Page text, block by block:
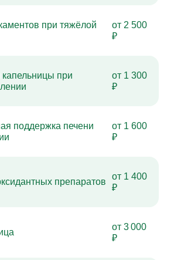
при тяжёлой
от 2 500
₽
при
от 1 300
₽
поддержка печени
от 1 600
₽
препаратов
от 1 400
₽
от 3 000
₽